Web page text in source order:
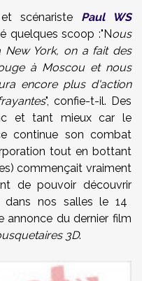
scénaristePaul WS
quelques scoop :"Nous
York, on a fait des
à Moscou et nous
encore plus d'action
", confie-t-il. Des
et tant mieux car le
continue son combat
tout en bottant
commençait vraiment
de pouvoir découvrir
dans nos salles le 14
annonce du dernier film
3D.